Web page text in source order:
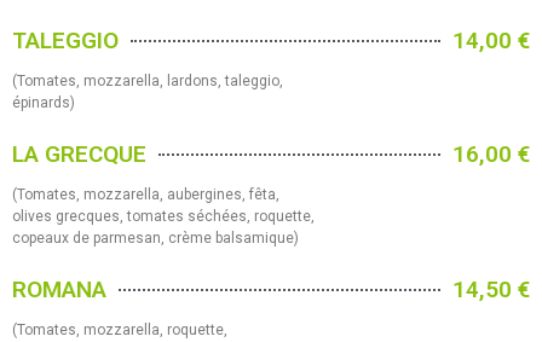
TALEGGIO 14,00 €
(Tomates, mozzarella, lardons, taleggio,
épinards)
LA GRECQUE 16,00 €
(Tomates, mozzarella, aubergines, fêta,
olives grecques, tomates séchées, roquette,
copeaux de parmesan, crème balsamique)
ROMANA 14,50 €
(Tomates, mozzarella, roquette,